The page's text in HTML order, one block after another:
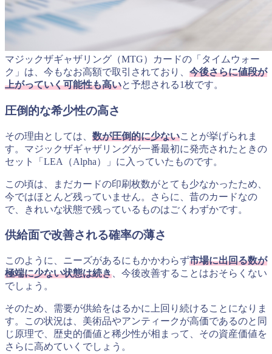
マジックザギャザリング（MTG）カードの「タイムウォー
ク」は、今もなお高額で取引されており、 今後さらに値段が
上がっていく可能性も高いと予想される1枚です。
圧倒的な希少性の高さ
その理由としては、 数が圧倒的に少ないことが挙げられま
す。マジックザギャザリングが一番最初に発売されたときの
セット「LEA（Alpha）」に入っていたものです。
この頃は、まだカードの印刷枚数がとても少なかったため、
今ではほとんど残っていません。さらに、昔のカードなの
で、きれいな状態で残っているものはごくわずかです。
供給面で改善される確率の薄さ
このように、ニーズがあるにもかかわらず市場に出回る数が
極端に少ない状態は続き 、今後改善することはおそらくない
でしょう。
そのため、需要が供給をはるかに上回り続けることになりま
す。この状況は、美術品やアンティークが高価であるのと同
じ原理で、歴史的価値と稀少性が相まって、その資産価値を
さらに高めていくでしょう。